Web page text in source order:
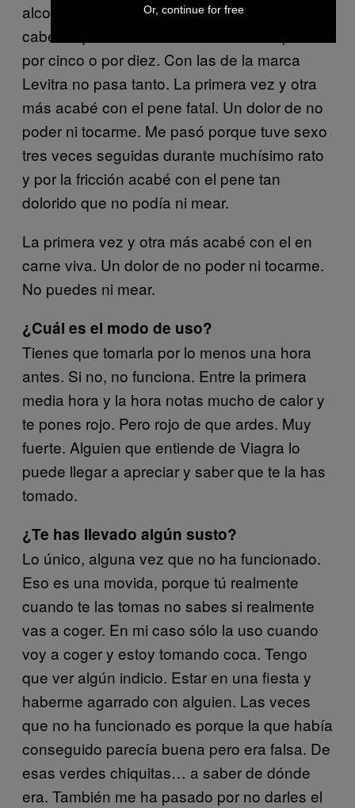
alcohol, al día siguiente te da un dolor de
cabeza que es como una resaca multiplicada
por cinco o por diez. Con las de la marca
Levitra no pasa tanto. La primera vez y otra
más acabé con el pene fatal. Un dolor de no
poder ni tocarme. Me pasó porque tuve sexo
tres veces seguidas durante muchísimo rato
y por la fricción acabé con el pene tan
dolorido que no podía ni mear.
La primera vez y otra más acabé con el en
carne viva. Un dolor de no poder ni tocarme.
No puedes ni mear.
¿Cuál es el modo de uso?
Tienes que tomarla por lo menos una hora
antes. Si no, no funciona. Entre la primera
media hora y la hora notas mucho de calor y
te pones rojo. Pero rojo de que ardes. Muy
fuerte. Alguien que entiende de Viagra lo
puede llegar a apreciar y saber que te la has
tomado.
¿Te has llevado algún susto?
Lo único, alguna vez que no ha funcionado.
Eso es una movida, porque tú realmente
cuando te las tomas no sabes si realmente
vas a coger. En mi caso sólo la uso cuando
voy a coger y estoy tomando coca. Tengo
que ver algún indicio. Estar en una fiesta y
haberme agarrado con alguien. Las veces
que no ha funcionado es porque la que había
conseguido parecía buena pero era falsa. De
esas verdes chiquitas… a saber de dónde
era. También me ha pasado por no darles el
Or, continue for free